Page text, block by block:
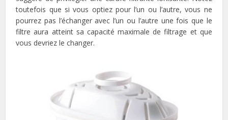
toutefois que si vous optiez pour l’un ou l’autre, vous ne
pourrez pas l’échanger avec l’un ou l’autre une fois que le
filtre aura atteint sa capacité maximale de filtrage et que
vous devriez le changer.